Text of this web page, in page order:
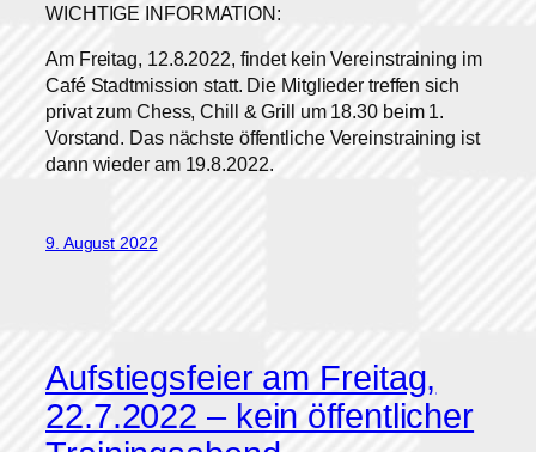
WICHTIGE INFORMATION:
Am Freitag, 12.8.2022, findet kein Vereinstraining im
Café Stadtmission statt. Die Mitglieder treffen sich
privat zum Chess, Chill & Grill um 18.30 beim 1.
Vorstand. Das nächste öffentliche Vereinstraining ist
dann wieder am 19.8.2022.
9. August 2022
Aufstiegsfeier am Freitag,
22.7.2022 – kein öffentlicher